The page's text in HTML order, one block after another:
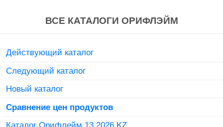
ВСЕ КАТАЛОГИ ОРИФЛЭЙМ
Действующий каталог
Следующий каталог
Новый каталог
Сравнение цен продуктов
Каталог Орифлейм 13 2026 KZ